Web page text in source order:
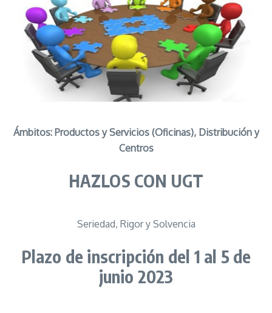
Ámbitos: Productos y Servicios (Oficinas), Distribución y
Centros
HAZLOS CON UGT
Seriedad, Rigor y Solvencia
Plazo de inscripción del 1 al 5 de
junio 2023